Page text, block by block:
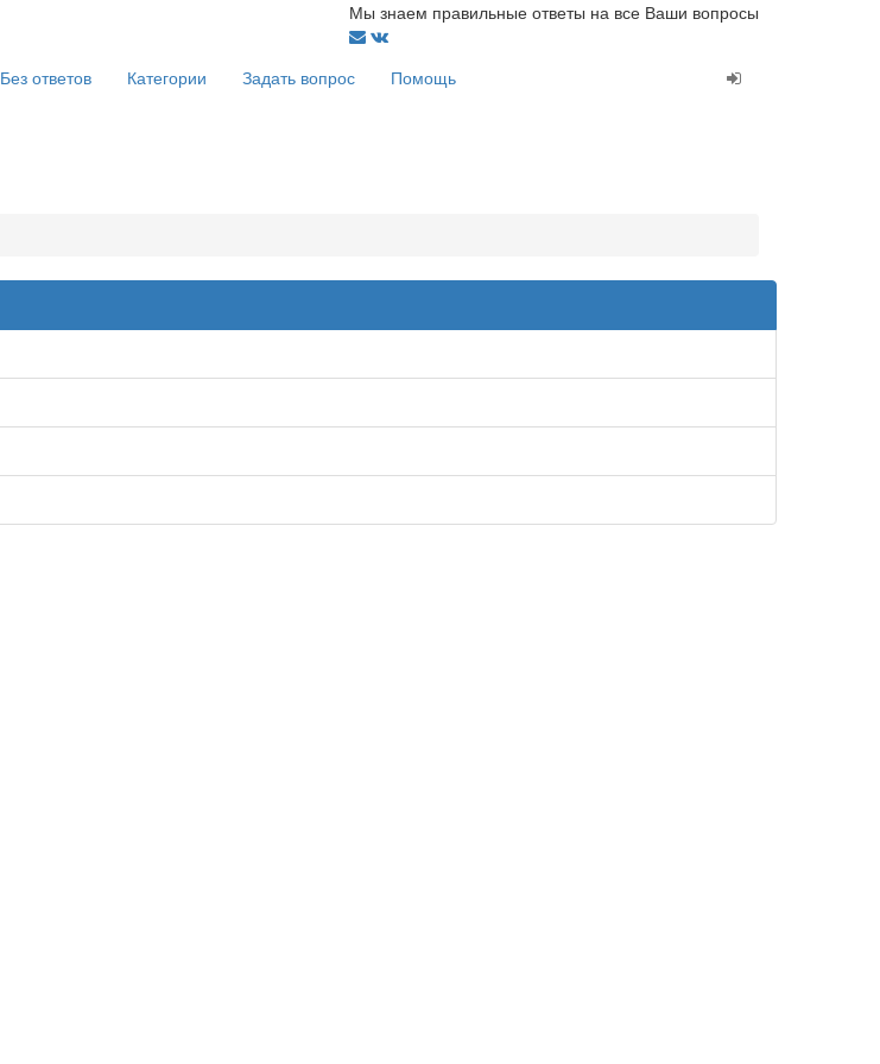
Мы знаем правильные ответы на все Ваши вопросы
Без ответов Категории Задать вопрос Помощь